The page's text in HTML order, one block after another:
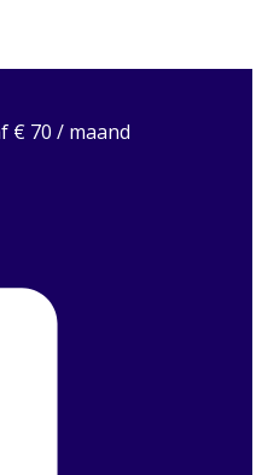
€ 70 / maand